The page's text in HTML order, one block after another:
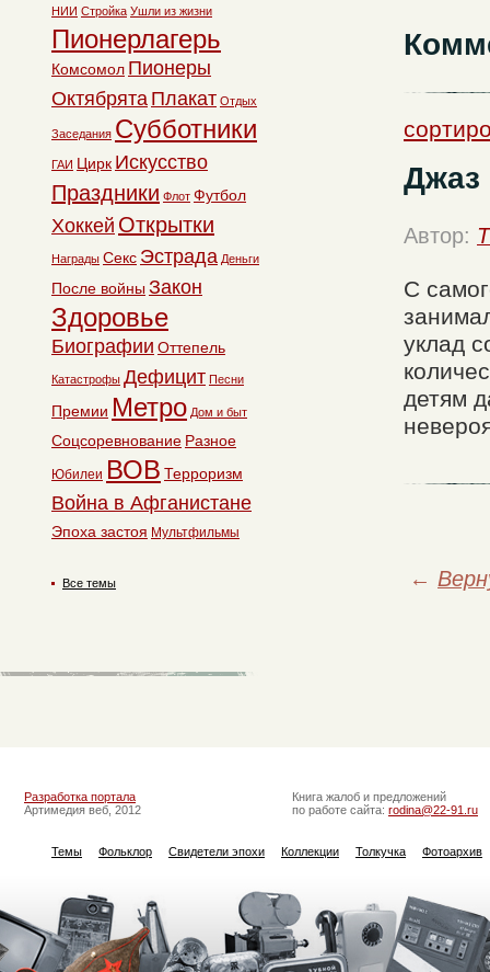
Джаз
Автор:
С
уклад
детям
←
НИИ Стройка Ушли из жизни
Пионерлагерь
Комсомол Пионеры
Октябрята Плакат Отдых
Заседания Субботники
ГАИ Цирк Искусство
Праздники Флот Футбол
Хоккей Открытки
Награды Секс Эстрада Деньги
После войны Закон
Здоровье
Биографии Оттепель
Катастрофы Дефицит Песни
Премии Метро Дом и быт
Соцсоревнование Разное
Юбилеи ВОВ Терроризм
Война в Афганистане
Эпоха застоя Мультфильмы
Все темы
Разработка портала
Артимедия веб, 2012
Книга жалоб и предложений
по работе сайта: rodina@22-91.ru
Темы Фольклор Свидетели эпохи Коллекции Толкучка Фотоархив